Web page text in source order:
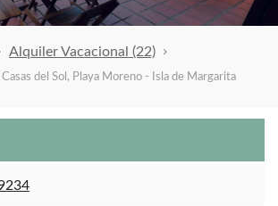
Alquiler Vacacional (22)
del Sol, Playa Moreno - Isla de Margarita